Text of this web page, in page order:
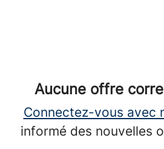
Aucune offre
Connectez-vous avec
informé des nouvelles